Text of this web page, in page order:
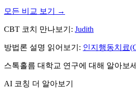
모든 비교 보기 →
CBT 코치 만나보기: Judith
방법론 설명 읽어보기: 인지행동치료
스톡홀름 대학교 연구에 대해 알아보
AI 코칭 더 알아보기